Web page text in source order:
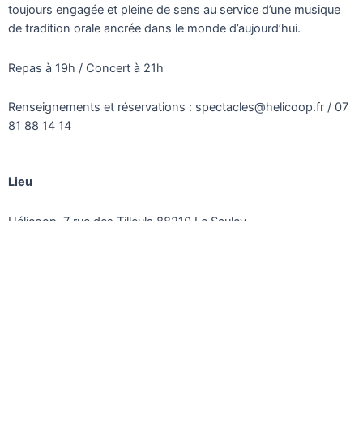
toujours engagée et pleine de sens au service d’une musique
de tradition orale ancrée dans le monde d’aujourd’hui.
Repas à 19h / Concert à 21h
Renseignements et réservations : spectacles@helicoop.fr / 07
81 88 14 14
Lieu
Hélicoop, 7 rue des Tilleuls 88210 Le Saulcy